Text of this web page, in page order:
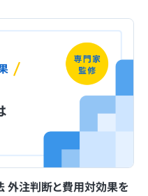
外注判断と費用対効果を